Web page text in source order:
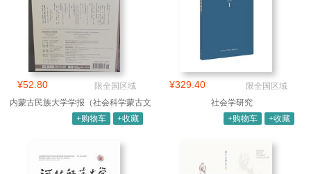
¥52.80
限全国区域
内蒙古民族大学学报（社会科学蒙古文
版）
+购物车 +收藏
¥329.40
限全国区域
社会学研究
+购物车
+收藏